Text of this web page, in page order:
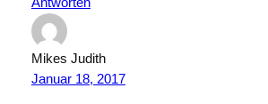
Mikes Judith
Januar 18, 2017